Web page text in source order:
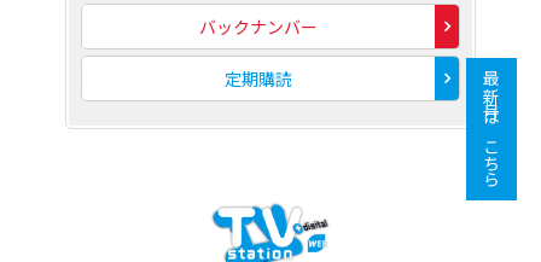
バックナンバー
定期購読 最新号はこちら